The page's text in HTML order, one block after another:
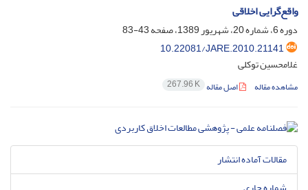
واقع‌گرایی اخلاقی
دوره 6، شماره 20، شهریور 1389، صفحه
43-83
10.22081/JARE.2010.21141
غلامحسین توکلی
مشاهده مقاله اصل مقاله 267.96 K
مقالات آماده انتشار